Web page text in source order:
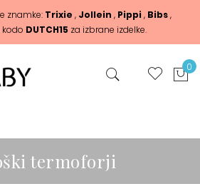
znamke: Trixie , Jollein , Pippi, Bibs,
DUTCH15 za izbrane izdelke.
0
termoforji